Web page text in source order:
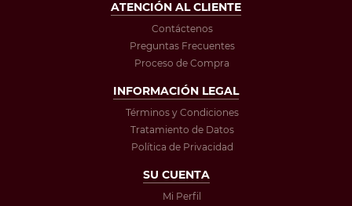
ATENCIÓN AL CLIENTE
Contáctenos
Preguntas Frecuentes
Proceso de Compra
INFORMACIÓN LEGAL
Términos y Condiciones
Tratamiento de Datos
Política de Privacidad
SU CUENTA
Mi Perfil